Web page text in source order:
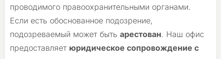
проводимого правоохранительными органами.
Если есть обоснованное подозрение,
подозреваемый может быть арестован. Наш офис
предоставляет юридическое сопровождение с